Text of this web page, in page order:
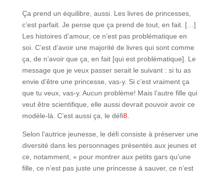
Ça prend un équilibre, aussi. Les livres de princesses,
c’est parfait. Je pense que ça prend de tout, en fait. […]
Les histoires d’amour, ce n’est pas problématique en
soi. C’est d’avoir une majorité de livres qui sont comme
ça, de n’avoir que ça, en fait [qui est problématique]. Le
message que je veux passer serait le suivant : si tu as
envie d’être une princesse, vas-y. Si c’est vraiment ça
que tu veux, vas-y. Aucun problème! Mais l’autre fille qui
veut être scientifique, elle aussi devrait pouvoir avoir ce
modèle-là. C’est aussi ça, le défi8
Selon l’autrice jeunesse, le défi consiste à préserver une
diversité dans les personnages présentés aux jeunes et
ce, notamment, « pour montrer aux petits gars qu’une
fille, ce n’est pas juste une princesse à sauver, ce n’est